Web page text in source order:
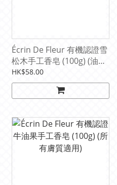
Écrin De Fleur 有機認證雪
松木手工香皂 (100g) (油性
膚質適用)
HK$58.00